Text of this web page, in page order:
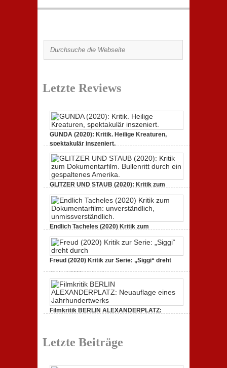
Letzte Reviews
GUNDA (2020): Kritik. Heilige Kreaturen,
spektakulär inszeniert.
21. April 2021,Keine Kommentare zu
GUNDA
(2020):
Heilige
Kreaturen,
inszeniert.
GLITZER UND STAUB (2020): Kritik zum
Dokumentarfilm.
3. Oktober 2020,Keine Kommentarezu
GLITZER
STAUB
(2020):
Kritik
zum
Bullenritt
durch
gespaltenes
Amerika.
Endlich Tacheles (2020) Kritik zum
Dokumentarfilm: unverständlich,
19. Mai 2020,Keine Kommentare
Tacheles
Kritik
zum
unverständlich,
unmissverständlich.
Freud (2020) Kritik zur Serie: „Siggi“ dreht
11. April 2020,Keine Kommentarezu
Freud
Kritik
„Siggi“
dreht
Filmkritik BERLIN ALEXANDERPLATZ:
Letzte Beiträge